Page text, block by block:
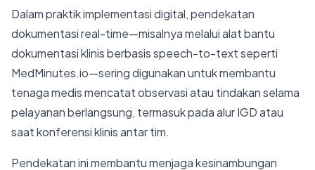
Dalam praktik implementasi digital, pendekatan
dokumentasi real-time—misalnya melalui alat bantu
dokumentasi klinis berbasis speech-to-text seperti
MedMinutes.io—sering digunakan untuk membantu
tenaga medis mencatat observasi atau tindakan selama
pelayanan berlangsung, termasuk pada alur IGD atau
saat konferensi klinis antar tim.
Pendekatan ini membantu menjaga kesinambungan